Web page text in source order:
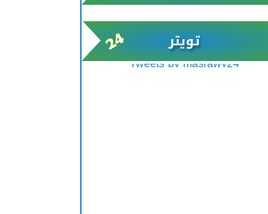
تويتر
Tweets by masrawy24